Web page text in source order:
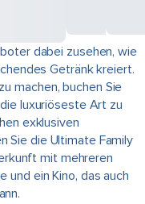
dabei zusehen, wie
Getränk kreiert.
machen, buchen Sie
luxuriöseste Art zu
exklusiven
Sie die Ultimate Family
mit mehreren
und ein Kino, das auch